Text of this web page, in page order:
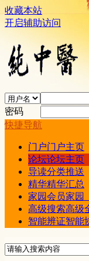
收藏本站
开启辅助访问
密码
快捷导航
门户门户主页
论坛论坛主页
导读分类推送
精华精华汇总
家园会员家园
高级搜索高级
智能辨证智能